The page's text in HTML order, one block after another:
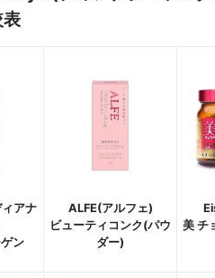
アナ
ン
ALFE(アルフェ)
ビューティコンク(パウ
ダー)
美 チ